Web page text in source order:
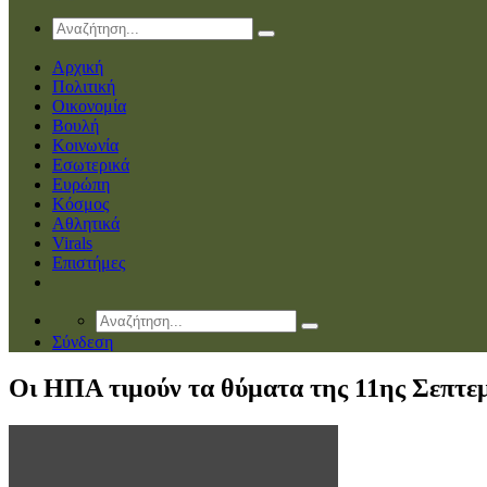
Αρχική
Πολιτική
Οικονομία
Βουλή
Κοινωνία
Εσωτερικά
Ευρώπη
Κόσμος
Αθλητικά
Virals
Επιστήμες
Σύνδεση
Οι ΗΠΑ τιμούν τα θύματα της 11ης